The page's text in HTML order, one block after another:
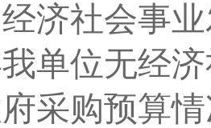
济社会事
单位无经
采购预算